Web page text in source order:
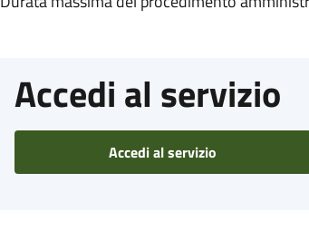
Accedi al servizio
Accedi al servizio